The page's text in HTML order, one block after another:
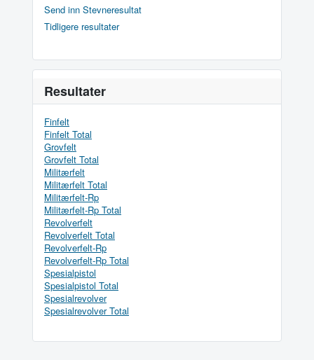
Send inn Stevneresultat
Tidligere resultater
Resultater
Finfelt
Finfelt Total
Grovfelt
Grovfelt Total
Militærfelt
Militærfelt Total
Militærfelt-Rp
Militærfelt-Rp Total
Revolverfelt
Revolverfelt Total
Revolverfelt-Rp
Revolverfelt-Rp Total
Spesialpistol
Spesialpistol Total
Spesialrevolver
Spesialrevolver Total